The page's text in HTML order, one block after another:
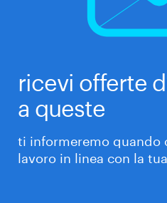
ricevi offerte
a queste
ti informeremo quando
lavoro in linea con la